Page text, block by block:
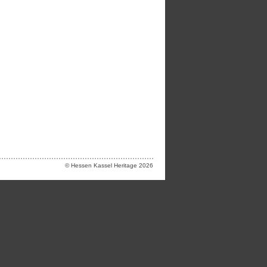
© Hessen Kassel Heritage 2026